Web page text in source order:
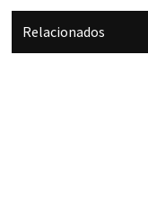
Relacionados